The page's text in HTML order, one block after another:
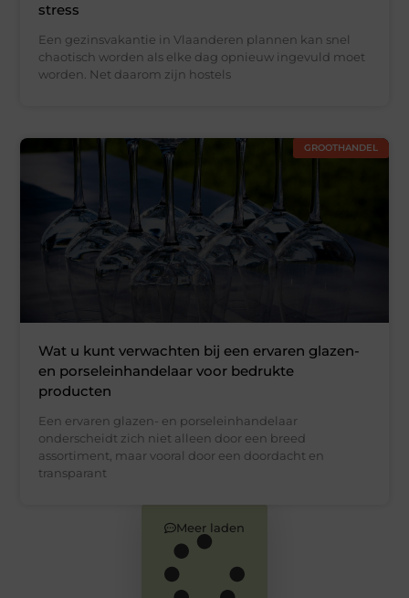
stress
Een gezinsvakantie in Vlaanderen plannen kan snel
chaotisch worden als elke dag opnieuw ingevuld moet
worden. Net daarom zijn hostels
GROOTHANDEL
Wat u kunt verwachten bij een ervaren glazen-
en porseleinhandelaar voor bedrukte
producten
Een ervaren glazen- en porseleinhandelaar
onderscheidt zich niet alleen door een breed
assortiment, maar vooral door een doordacht en
transparant
Meer laden